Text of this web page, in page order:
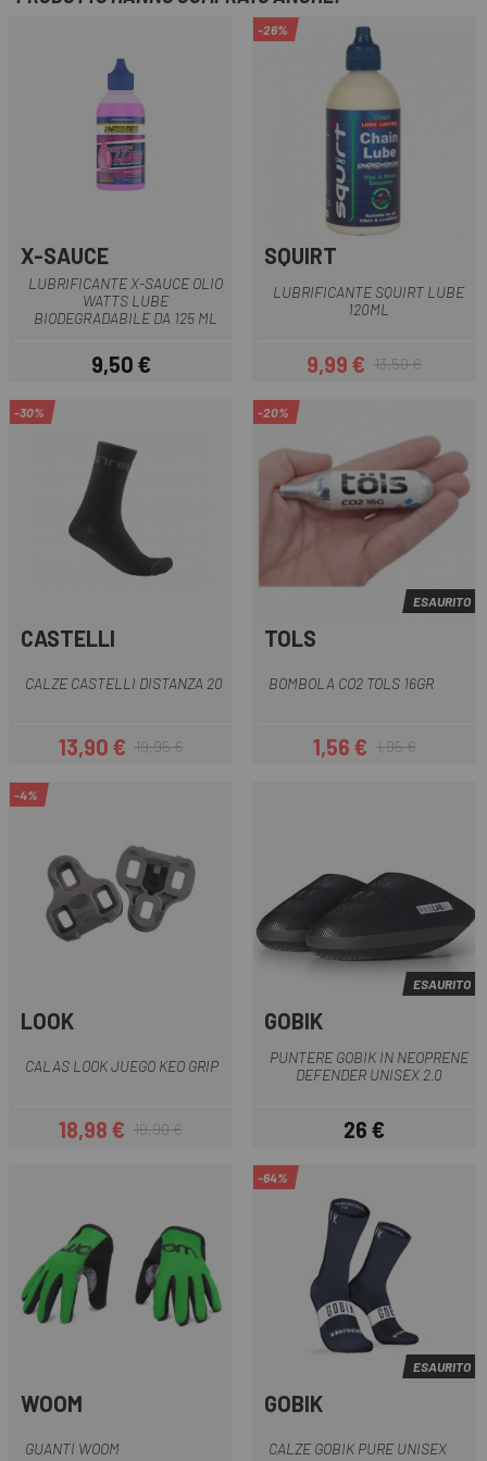
X-SAUCE
LUBRIFICANTE X-SAUCE OLIO
WATTS LUBE
BIODEGRADABILE DA 125 ML
Prezzo
9,50 €
-26%
SQUIRT
LUBRIFICANTE SQUIRT LUBE
120ML
Prezzo
9,99 €Prezzo base
13,50 €
-30%
CASTELLI
CALZE CASTELLI DISTANZA 20
Prezzo
13,90 €Prezzo base
19,95 €
-20%
ESAURITO
TOLS
BOMBOLA CO2 TOLS 16GR
Prezzo
1,56 €Prezzo base
1,95 €
-4%
LOOK
CALAS LOOK JUEGO KEO GRIP
Prezzo
18,98 €Prezzo base
19,90 €
ESAURITO
GOBIK
PUNTERE GOBIK IN NEOPRENE
DEFENDER UNISEX 2.0
Prezzo
26 €
WOOM
GUANTI WOOM
-64%
ESAURITO
GOBIK
CALZE GOBIK PURE UNISEX